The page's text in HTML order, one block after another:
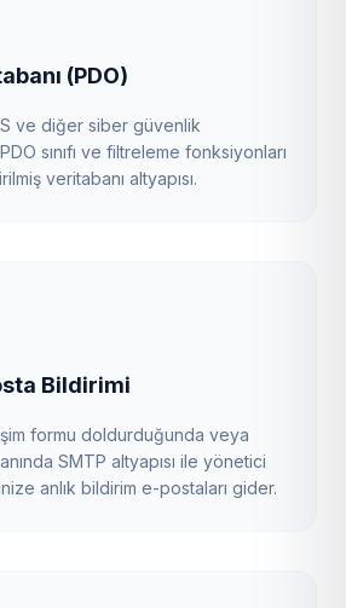
(PDO)
ve diğer siber güvenlik
sınıfı ve filtreleme fonksiyonları
veritabanı altyapısı.
Bildirimi
formu doldurduğunda veya
SMTP altyapısı ile yönetici
anlık bildirim e-postaları gider.